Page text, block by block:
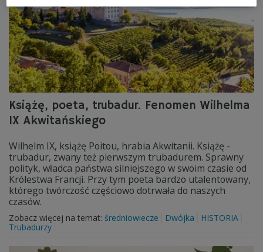
Książę, poeta, trubadur. Fenomen Wilhelma
IX Akwitańskiego
Wilhelm IX, książę Poitou, hrabia Akwitanii. Książę -
trubadur, zwany też pierwszym trubadurem. Sprawny
polityk, władca państwa silniejszego w swoim czasie od
Królestwa Francji. Przy tym poeta bardzo utalentowany,
którego twórczość częściowo dotrwała do naszych
czasów.
Zobacz więcej na temat: średniowiecze Dwójka
HISTORIA
Trubadurzy